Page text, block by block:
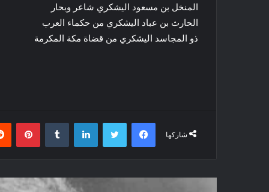
المنخل بن مسعود اليشكري شاعر وبحار
الحارث بن عباد اليشكري من حكماء العرب
ذو المجاسد اليشكري من قضاة مكة المكرمة
شاركها
فيسبوك تويتر لينكدإن